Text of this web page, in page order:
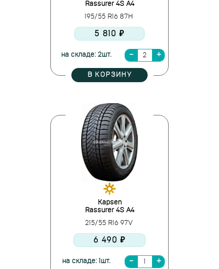
Rassurer 4S A4
195/55 R16 87H
5 810 ₽
на складе: 2шт.
В КОРЗИНУ
Kapsen
Rassurer 4S A4
215/55 R16 97V
6 490 ₽
на складе: 1шт.